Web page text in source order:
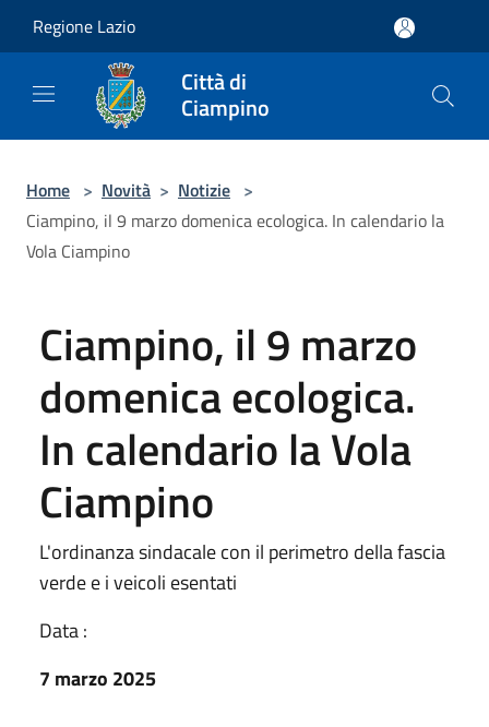
Regione Lazio
Città di
Ciampino
Home > Novità > Notizie >
Ciampino, il 9 marzo domenica ecologica. In calendario la
Vola Ciampino
Ciampino, il 9 marzo
domenica ecologica.
In calendario la Vola
Ciampino
L'ordinanza sindacale con il perimetro della fascia
verde e i veicoli esentati
Data :
7 marzo 2025